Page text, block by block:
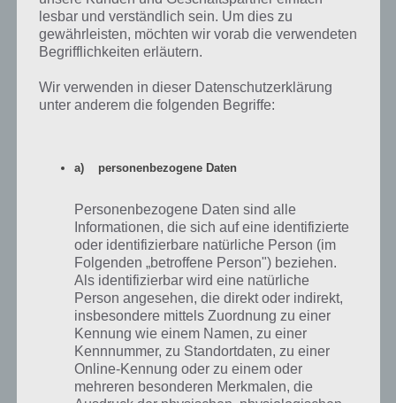
Ist der Start geglückt, kann die Stadt weiter aufgebaut werden.
Befindest du dich noch in den ersten Gebieten, ist der Platz sehr
Probiere dich in den kleineren Regionen aus und schau, welche
Strategie zum Erfolg führt.
Worauf muss ich nun achten?
/ blauen und gelben Balken am Rand. Anhand der Zufriedenheit
kannst du sehen, was deine Bevölkerung wünscht. Zum Start ist
vieles bei 50 Prozent, bspw. die Religion. Baust du nun eine Kirche
oder ähnliches, verbessert sich dessen Wertung.
Meine Empfehlung: Religion, Sport und Co sind zweitrangig. Baue
diese also erst am Ende, wenn du genügend Geld hast und alles
freigeschaltet hast. Sorge lieber mit Wohngebieten, Gewerbe und
Industrie der Stufe 2 für höhere Einnahmen bevor du deine Stadt
verschönerst.
lesbar und verständlich sein. Um dies zu
gewährleisten, möchten wir vorab die verwendeten
Begrifflichkeiten erläutern.
Wir verwenden in dieser Datenschutzerklärung
unter anderem die folgenden Begriffe:
a) personenbezogene Daten
Personenbezogene Daten sind alle
Informationen, die sich auf eine identifizierte
oder identifizierbare natürliche Person (im
Folgenden „betroffene Person") beziehen.
Als identifizierbar wird eine natürliche
Person angesehen, die direkt oder indirekt,
insbesondere mittels Zuordnung zu einer
Kennung wie einem Namen, zu einer
Kennnummer, zu Standortdaten, zu einer
Online-Kennung oder zu einem oder
mehreren besonderen Merkmalen, die